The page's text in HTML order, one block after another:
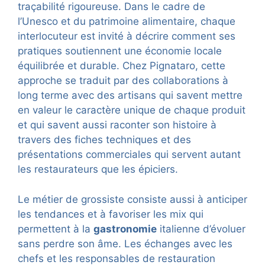
traçabilité rigoureuse. Dans le cadre de
l’Unesco et du patrimoine alimentaire, chaque
interlocuteur est invité à décrire comment ses
pratiques soutiennent une économie locale
équilibrée et durable. Chez Pignataro, cette
approche se traduit par des collaborations à
long terme avec des artisans qui savent mettre
en valeur le caractère unique de chaque produit
et qui savent aussi raconter son histoire à
travers des fiches techniques et des
présentations commerciales qui servent autant
les restaurateurs que les épiciers.
Le métier de grossiste consiste aussi à anticiper
les tendances et à favoriser les mix qui
permettent à la gastronomie italienne d’évoluer
sans perdre son âme. Les échanges avec les
chefs et les responsables de restauration